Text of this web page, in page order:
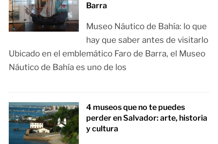
Barra
Museo Náutico de Bahía: lo que
hay que saber antes de visitarlo
Ubicado en el emblemático Faro de Barra, el Museo
Náutico de Bahía es uno de los
4 museos que no te puedes
perder en Salvador: arte, historia
y cultura